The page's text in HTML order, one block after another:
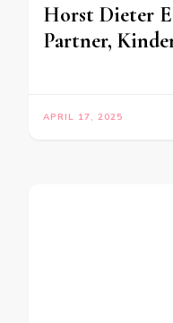
Horst Dieter
Partner,
APRIL 17, 2025